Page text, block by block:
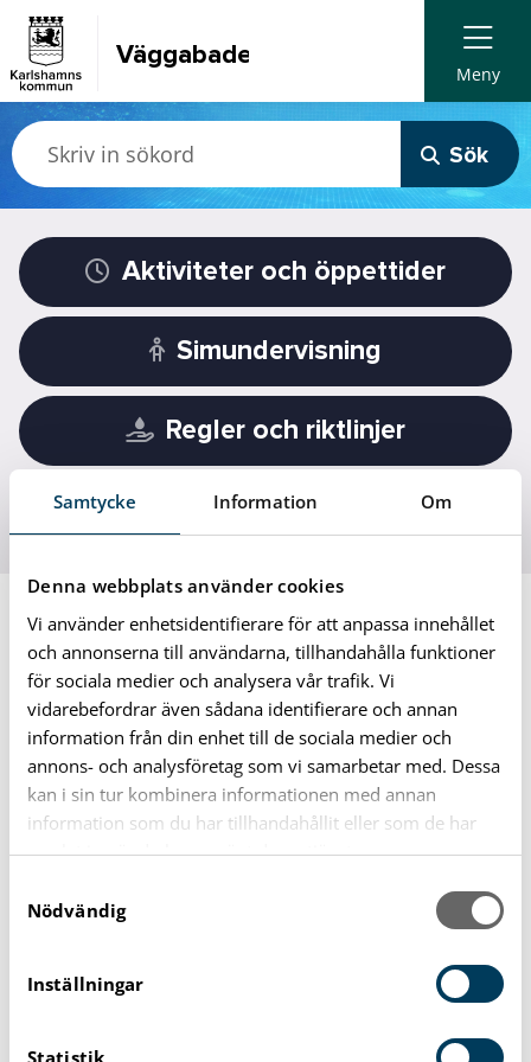
Samtycke Information Om
Denna webbplats använder cookies
Vi använder enhetsidentifierare för att anpassa innehållet
och annonserna till användarna, tillhandahålla funktioner
för sociala medier och analysera vår trafik. Vi
vidarebefordrar även sådana identifierare och annan
information från din enhet till de sociala medier och
annons- och analysföretag som vi samarbetar med. Dessa
kan i sin tur kombinera informationen med annan
information som du har tillhandahållit eller som de har
samlat in när du har använt deras tjänster.
Nödvändig
Inställningar
Statistik
Väggabadet
Meny
Sök
Aktiviteter och öppettider
Simundervisning
Regler och riktlinjer
Om oss
Du är här: Tillgänglighet
Tillgänglighet
För att en webbplats ska göra nytta måste du som
besökare förstå hur du ska använda den. Upplevelsen
av gränssnittet skiljer sig mellan användare men är lika
webbtillgänglighetsdirektivet (WCAG).
Talande webb